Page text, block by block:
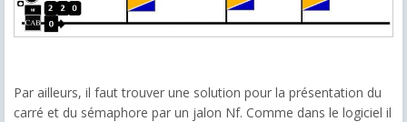
Par ailleurs, il faut trouver une solution pour la présentation du
carré et du sémaphore par un jalon Nf. Comme dans le logiciel il